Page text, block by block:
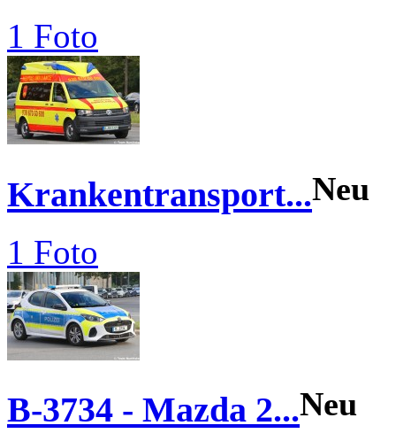
1 Foto
Krankentransport...Neu
1 Foto
B-3734 - Mazda 2...Neu